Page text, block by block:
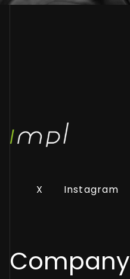
X Instagram
Company